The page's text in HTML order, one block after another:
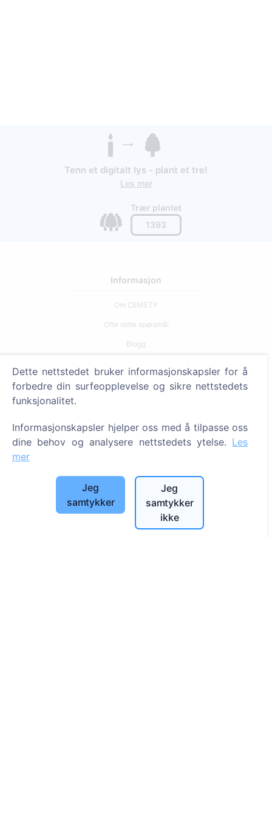
Tenn et digitalt lys - plant et tre!
Les mer
Trær plantet
1393
Informasjon
Om CEMETY
Ofte stilte spørsmål
Blogg
Personvernerklæring
Innstillinger for informasjonskapsler
Søk
Søk etter gravplasser
Dette nettstedet bruker informasjonskapsler for å
forbedre din surfeopplevelse og sikre nettstedets
funksjonalitet.
Informasjonskapsler hjelper oss med å tilpasse oss
dine behov og analysere nettstedets ytelse. Les
mer
Jeg
samtykker
Jeg
samtykker
ikke